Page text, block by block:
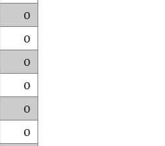
0
0
0
0
0
0